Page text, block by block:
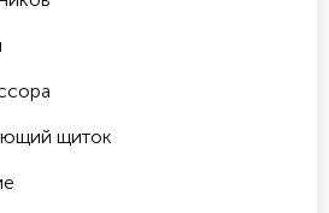
щиток